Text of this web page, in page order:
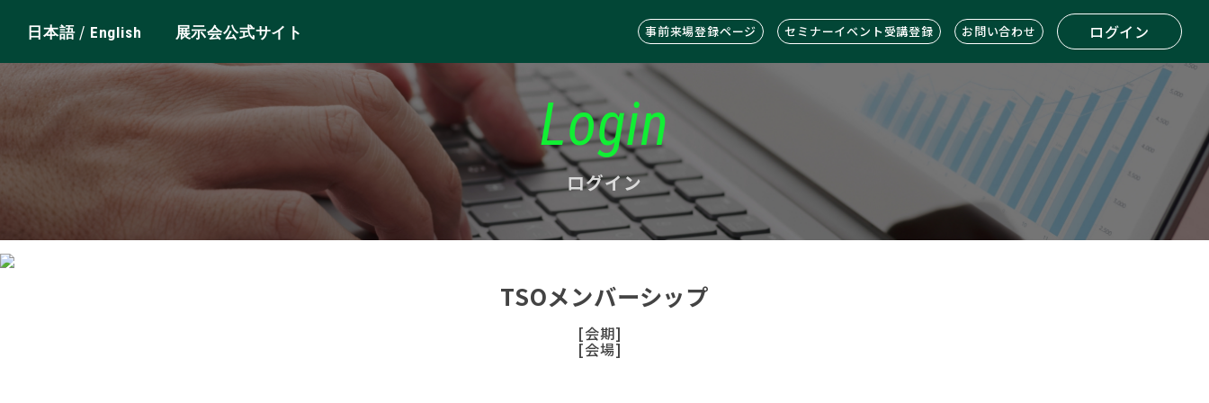
日本語/ English 展示会公式サイト 事前来場登録ページ セミナーイベント受講登録 お問い合わせ ログイン
Login
ログイン
TSOメンバーシップ
[会期]
[会場]